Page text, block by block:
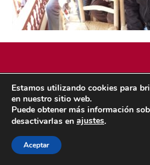
POLÍTICA DE COOKIES POLÍTICA
© 2026 ACMS.
Estamos utilizando cookies para
en nuestro sitio web.
Puede obtener más información
desactivarlas en ajustes.
Aceptar